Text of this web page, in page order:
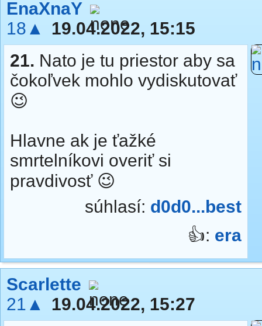
EnaXnaY
18▲
19.04.2022, 15:15
21. Nato je tu priestor aby sa
čokoľvek mohlo vydiskutovať
😉
Hlavne ak je ťažké
smrtelníkovi overiť si
pravdivosť 😉
súhlasí: d0d0...best
👍: era
Scarlette
21▲
19.04.2022, 15:27